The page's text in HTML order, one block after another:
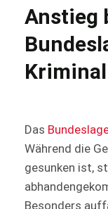
Anstieg
Das
Während die
gesunken ist,
Besonders